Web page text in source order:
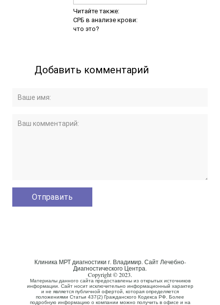
Читайте также:
СРБ в анализе крови:
что это?
Добавить комментарий
Клиника МРТ диагностики г. Владимир. Сайт Лечебно-
Диагностического Центра.
Copyright © 2023.
Материалы данного сайта предоставлены из открытых источников
информации. Сайт носит исключительно информационный характер
и не является публичной офертой, которая определяется
положениями Статьи 437(2) Гражданского Кодекса РФ. Более
подробную информацию о компании можно получить в офисе и на